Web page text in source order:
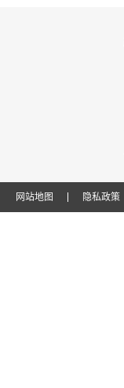
网站地图 隐私政策